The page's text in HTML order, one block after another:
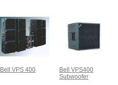
Bell VPS 400
Bell VPS400
Subwoofer